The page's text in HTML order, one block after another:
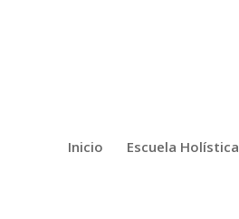
Inicio Escuela Holística